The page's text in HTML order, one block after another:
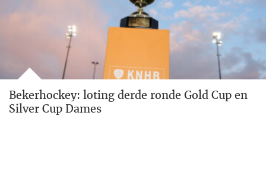
Bekerhockey: loting derde ronde Gold Cup en
Silver Cup Dames